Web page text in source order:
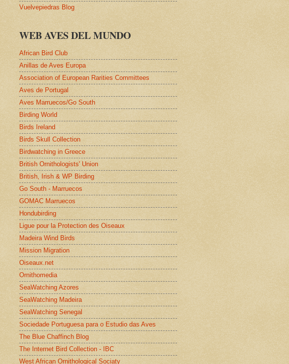
Vuelvepiedras Blog
WEB AVES DEL MUNDO
African Bird Club
Anillas de Aves Europa
Association of European Rarities Committees
Aves de Portugal
Aves Marruecos/Go South
Birding World
Birds Ireland
Birds Skull Collection
Birdwatching in Greece
British Ornithologists' Union
British, Irish & WP Birding
Go South - Marruecos
GOMAC Marruecos
Hondubirding
Ligue pour la Protection des Oiseaux
Madeira Wind Birds
Mission Migration
Oiseaux.net
Ornithomedia
SeaWatching Azores
SeaWatching Madeira
SeaWatching Senegal
Sociedade Portuguesa para o Estudio das Aves
The Blue Chaffinch Blog
The Internet Bird Collection - IBC
West African Ornithological Sociaty